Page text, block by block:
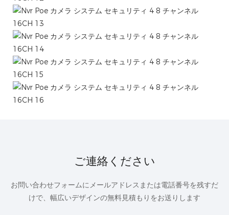
ご連絡ください
お問い合わせフォームにメールアドレスまたは電話番号を残すだ
けで、幅広いデザインの無料見積もりをお送りします